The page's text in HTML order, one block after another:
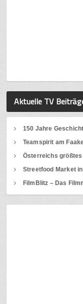
Aktuelle TV
150 Jahre
Teamspirit am
Österreichs
Streetfood Market
FilmBlitz – Das